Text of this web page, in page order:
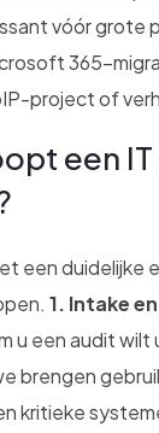
vóór grote
365-
project of
een
een duidelijke
1. Intake
u een audit wilt
brengen
kritieke